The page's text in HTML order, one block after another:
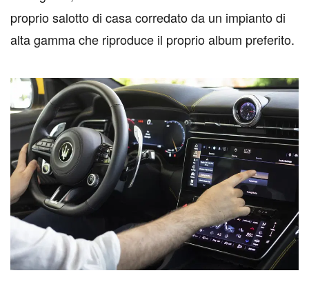
proprio salotto di casa corredato da un impianto di
alta gamma che riproduce il proprio album preferito.